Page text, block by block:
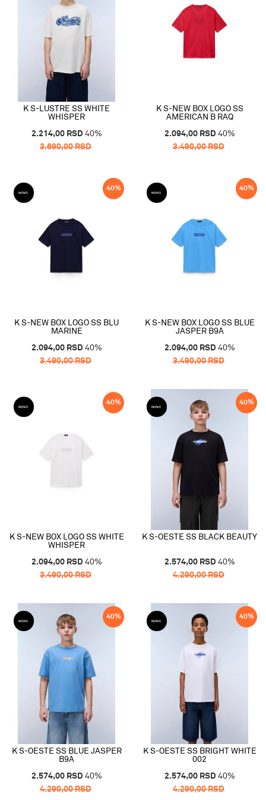
K S-LUSTRE SS WHITE
WHISPER
2.214,00 RSD 40%
3.690,00RSD
K S-NEW BOX LOGO SS
AMERICAN B RAQ
2.094,00 RSD 40%
3.490,00RSD
40%
K S-NEW BOX LOGO SS BLU
MARINE
2.094,00 RSD 40%
3.490,00RSD
40%
K S-NEW BOX LOGO SS BLUE
JASPER B9A
2.094,00 RSD 40%
3.490,00RSD
40%
K S-NEW BOX LOGO SS WHITE
WHISPER
2.094,00 RSD 40%
3.490,00RSD
40%
K S-OESTE SS BLACK BEAUTY
2.574,00 RSD 40%
4.290,00RSD
40%
K S-OESTE SS BLUE JASPER
B9A
2.574,00 RSD 40%
4.290,00RSD
40%
K S-OESTE SS BRIGHT WHITE
002
2.574,00 RSD 40%
4.290,00RSD